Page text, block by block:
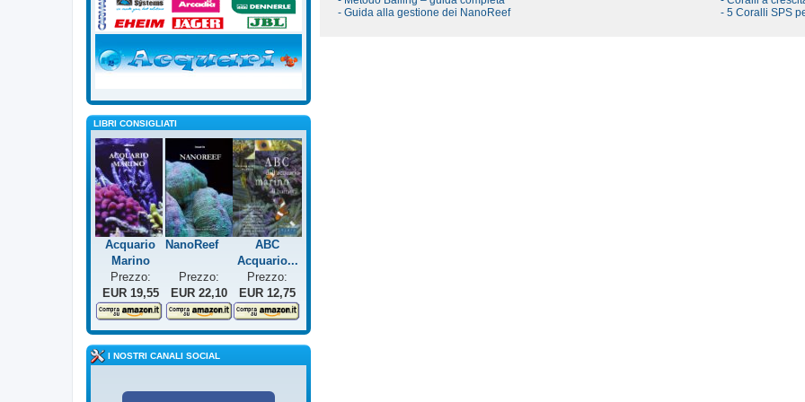
- Guida alla gestione dei NanoReef
- 5 Coralli SPS
LIBRI CONSIGLIATI
Acquario
Marino
NanoReef
ABC
Acquario...
Prezzo:
EUR 19,55
Prezzo:
EUR 22,10
Prezzo:
EUR 12,75
I NOSTRI CANALI SOCIAL